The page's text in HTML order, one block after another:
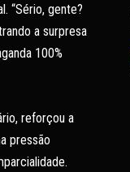
“Sério, gente?
a surpresa
100%
reforçou a
pressão